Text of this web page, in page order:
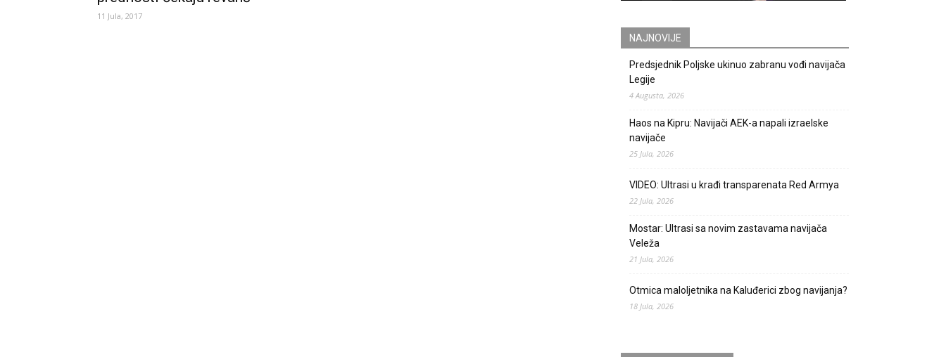
11 Jula, 2017
NAJNOVIJE
Predsjednik Poljske ukinuo zabranu vođi navijača
Legije
4 Augusta, 2026
Haos na Kipru: Navijači AEK-a napali izraelske
navijače
25 Jula, 2026
VIDEO: Ultrasi u krađi transparenata Red Armya
22 Jula, 2026
Mostar: Ultrasi sa novim zastavama navijača
Veleža
21 Jula, 2026
Otmica maloljetnika na Kaluđerici zbog navijanja?
18 Jula, 2026